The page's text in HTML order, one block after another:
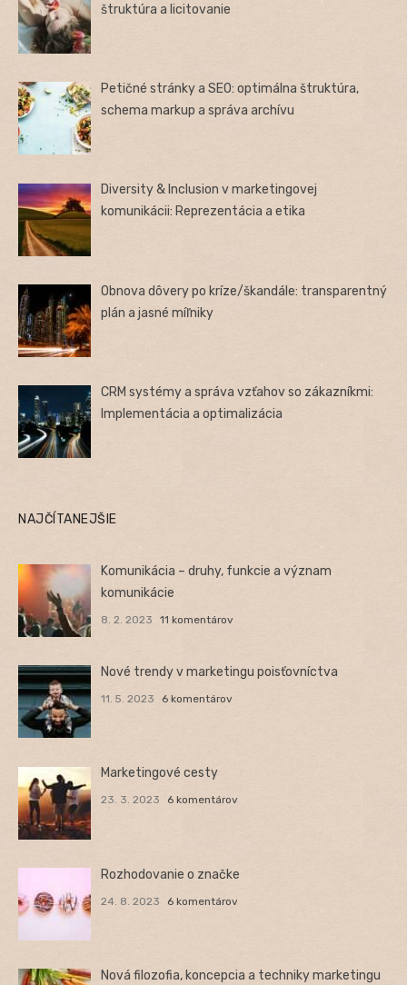
štruktúra a licitovanie
Petičné stránky a SEO: optimálna štruktúra,
schema markup a správa archívu
Diversity & Inclusion v marketingovej
komunikácii: Reprezentácia a etika
Obnova dôvery po kríze/škandále: transparentný
plán a jasné míľniky
CRM systémy a správa vzťahov so zákazníkmi:
Implementácia a optimalizácia
NAJČÍTANEJŠIE
Komunikácia – druhy, funkcie a význam
komunikácie
8. 2. 2023 11 komentárov
Nové trendy v marketingu poisťovníctva
11. 5. 2023 6 komentárov
Marketingové cesty
23. 3. 2023 6 komentárov
Rozhodovanie o značke
24. 8. 2023 6 komentárov
Nová filozofia, koncepcia a techniky marketingu